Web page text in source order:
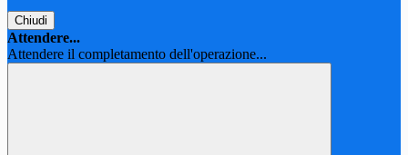
Chiudi
Attendere...
Attendere il completamento dell'operazione...